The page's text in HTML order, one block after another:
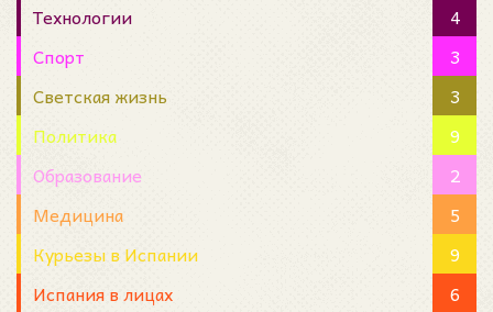
Технологии
4
Спорт
3
Светская жизнь
3
Политика
9
Образование
2
Медицина
5
Курьезы в Испании
9
Испания в лицах
6